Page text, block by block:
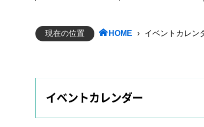
現在の位置 HOME › イベントカレン
イベントカレンダー